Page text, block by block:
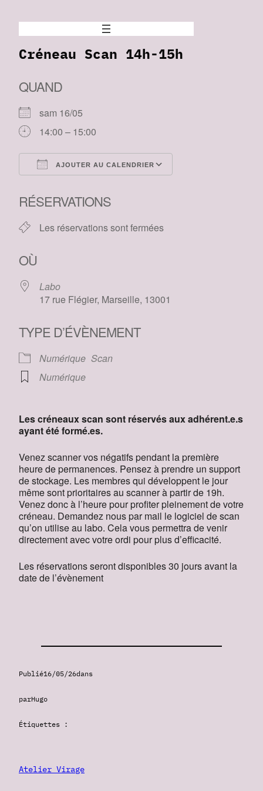
Créneau Scan 14h-15h
QUAND
sam 16/05
14:00 – 15:00
AJOUTER AU CALENDRIER
RÉSERVATIONS
Les réservations sont fermées
OÙ
Labo
17 rue Flégier, Marseille, 13001
TYPE D’ÉVÈNEMENT
Numérique Scan
Numérique
Les créneaux scan sont réservés aux adhérent.e.s
ayant été formé.es.
Venez scanner vos négatifs pendant la première
heure de permanences. Pensez à prendre un support
de stockage. Les membres qui développent le jour
même sont prioritaires au scanner à partir de 19h.
Venez donc à l’heure pour profiter pleinement de votre
créneau. Demandez nous par mail le logiciel de scan
qu’on utilise au labo. Cela vous permettra de venir
directement avec votre ordi pour plus d’efficacité.
Les réservations seront disponibles 30 jours avant la
date de l’évènement
Publié16/05/26dans
parHugo
Étiquettes :
Atelier Virage